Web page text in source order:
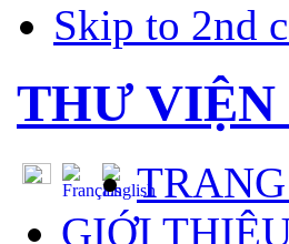
Skip to 2nd
THƯ VIỆN
GIỚI